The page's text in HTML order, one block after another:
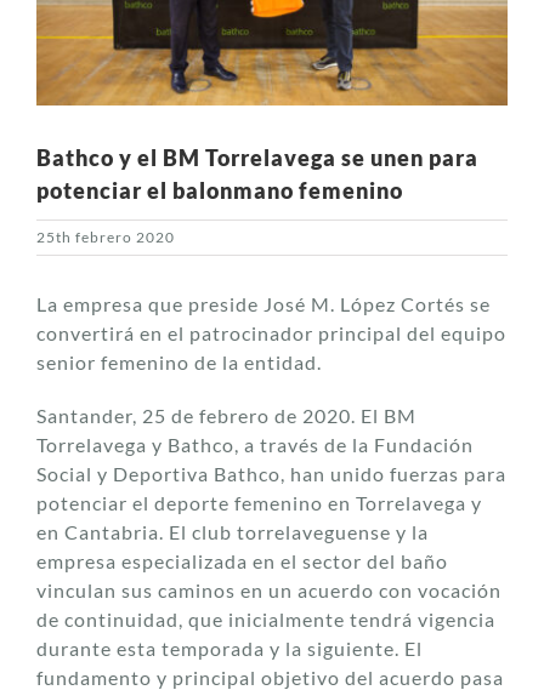
Bathco y el BM Torrelavega se unen para
potenciar el balonmano femenino
25th febrero 2020
La empresa que preside José M. López Cortés se
convertirá en el patrocinador principal del equipo
senior femenino de la entidad.
Santander, 25 de febrero de 2020. El BM
Torrelavega y Bathco, a través de la Fundación
Social y Deportiva Bathco, han unido fuerzas para
potenciar el deporte femenino en Torrelavega y
en Cantabria. El club torrelaveguense y la
empresa especializada en el sector del baño
vinculan sus caminos en un acuerdo con vocación
de continuidad, que inicialmente tendrá vigencia
durante esta temporada y la siguiente. El
fundamento y principal objetivo del acuerdo pasa